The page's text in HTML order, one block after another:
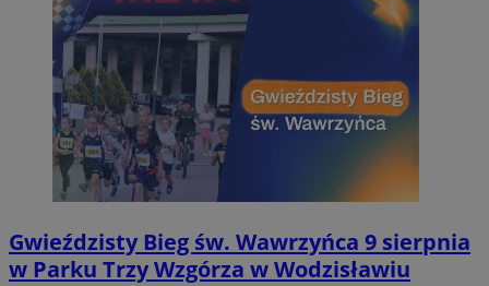
Gwieździsty Bieg św. Wawrzyńca 9 sierpnia
w Parku Trzy Wzgórza w Wodzisławiu